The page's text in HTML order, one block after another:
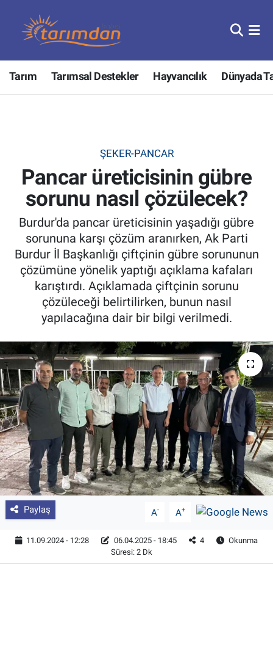
Tarım Tarımsal Destekler Hayvancılık Dünyada
ŞEKER-PANCAR
Pancar üreticisinin gübre
sorunu nasıl çözülecek?
Burdur'da pancar üreticisinin yaşadığı gübre
sorununa karşı çözüm aranırken, Ak Parti
Burdur İl Başkanlığı çiftçinin gübre sorununun
çözümüne yönelik yaptığı açıklama kafaları
karıştırdı. Açıklamada çiftçinin sorunu
çözüleceği belirtilirken, bunun nasıl
yapılacağına dair bir bilgi verilmedi.
Paylaş A- A+
11.09.2024 - 12:28 06.04.2025 - 18:45 4
Okunma
Süresi: 2 Dk
Tarım
Hayvancılık
Tarımsal Destekler
Tarım Bakanlığı
TZOB
Tarım Kredi Kooperatifleri
Pankobirlik
Et fiyatları
Tarım Bilgisi
Yetiştirici Soruyor
Dünyada Tarım
Üretici Birlikleri
Şeker ve Şekerli Mamüller
Tahıllar ve Baklagiller
Tohum
Nöbetçi Eczaneler
Hava Durumu
Tüm Manşetler
Son Dakika Haberleri
Haber Arşivi